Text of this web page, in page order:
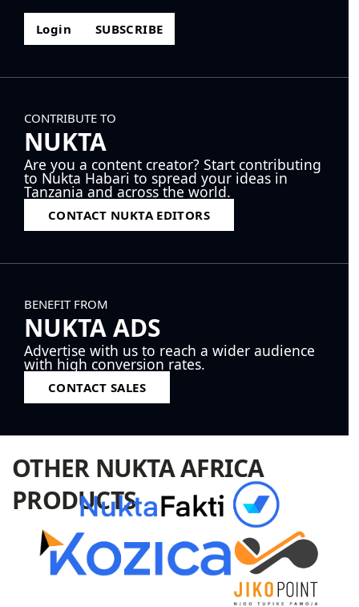
Login SUBSCRIBE
CONTRIBUTE TO
NUKTA
Are you a content creator? Start contributing
to Nukta Habari to spread your ideas in
Tanzania and across the world.
CONTACT NUKTA EDITORS
BENEFIT FROM
NUKTA ADS
Advertise with us to reach a wider audience
with high conversion rates.
CONTACT SALES
OTHER NUKTA AFRICA
PRODUCTS